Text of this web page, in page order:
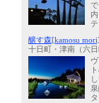
醸す森[kamosu mori]
十日町・津南（六